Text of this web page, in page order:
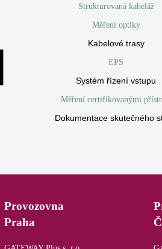
Strukturovaná kabeláž
Měření optiky
Kabelové trasy
EPS
Systém řízení vstupu
Měření certifikovanými
Dokumentace skutečného
Provozovna
Praha